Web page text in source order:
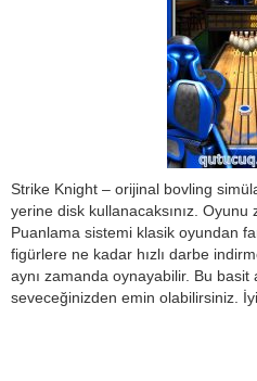
Strike Knight – orijinal bovling
yerine disk kullanacaksınız. Oyunu
Puanlama sistemi klasik oyundan
figürlere ne kadar hızlı darbe
aynı zamanda oynayabilir. Bu basit
seveceğinizden emin olabilirsiniz.